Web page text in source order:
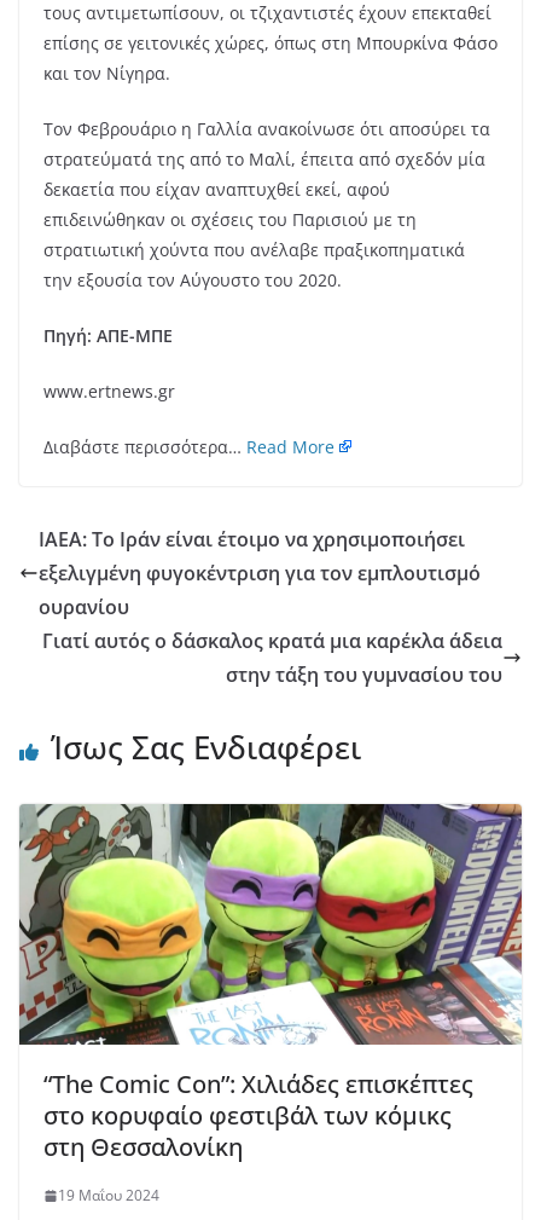
τους αντιμετωπίσουν, οι τζιχαντιστές έχουν επεκταθεί
επίσης σε γειτονικές χώρες, όπως στη Μπουρκίνα Φάσο
και τον Νίγηρα.
Τον Φεβρουάριο η Γαλλία ανακοίνωσε ότι αποσύρει τα
στρατεύματά της από το Μαλί, έπειτα από σχεδόν μία
δεκαετία που είχαν αναπτυχθεί εκεί, αφού
επιδεινώθηκαν οι σχέσεις του Παρισιού με τη
στρατιωτική χούντα που ανέλαβε πραξικοπηματικά
την εξουσία τον Αύγουστο του 2020.
Πηγή: ΑΠΕ-ΜΠΕ
www.ertnews.gr
Διαβάστε περισσότερα… Read More
IAEA: Το Ιράν είναι έτοιμο να χρησιμοποιήσει
εξελιγμένη φυγοκέντριση για τον εμπλουτισμό
ουρανίου
Γιατί αυτός ο δάσκαλος κρατά μια καρέκλα άδεια
στην τάξη του γυμνασίου του
Ίσως Σας Ενδιαφέρει
“The Comic Con”: Χιλιάδες επισκέπτες
στο κορυφαίο φεστιβάλ των κόμικς
στη Θεσσαλονίκη
19 Μαΐου 2024